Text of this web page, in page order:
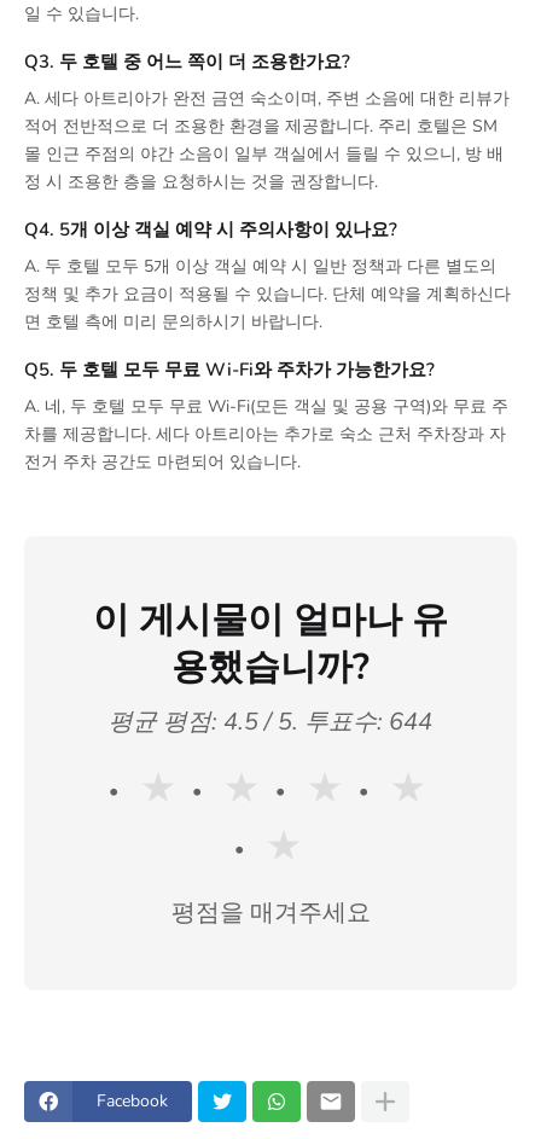
일 수 있습니다.
Q3. 두 호텔 중 어느 쪽이 더 조용한가요?
A. 세다 아트리아가 완전 금연 숙소이며, 주변 소음에 대한 리뷰가
적어 전반적으로 더 조용한 환경을 제공합니다. 주리 호텔은 SM
몰 인근 주점의 야간 소음이 일부 객실에서 들릴 수 있으니, 방 배
정 시 조용한 층을 요청하시는 것을 권장합니다.
Q4. 5개 이상 객실 예약 시 주의사항이 있나요?
A. 두 호텔 모두 5개 이상 객실 예약 시 일반 정책과 다른 별도의
정책 및 추가 요금이 적용될 수 있습니다. 단체 예약을 계획하신다
면 호텔 측에 미리 문의하시기 바랍니다.
Q5. 두 호텔 모두 무료 Wi-Fi와 주차가 가능한가요?
A. 네, 두 호텔 모두 무료 Wi-Fi(모든 객실 및 공용 구역)와 무료 주
차를 제공합니다. 세다 아트리아는 추가로 숙소 근처 주차장과 자
전거 주차 공간도 마련되어 있습니다.
이 게시물이 얼마나 유
용했습니까?
평균 평점: 4.5/ 5. 투표수: 644
★ ★ ★
★
★
평점을 매겨주세요
Facebook